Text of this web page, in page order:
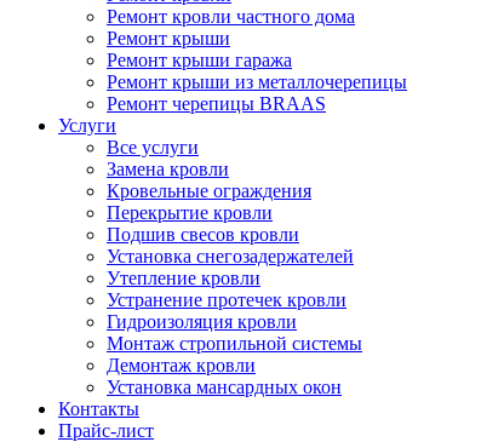
Ремонт кровли частного дома
Ремонт крыши
Ремонт крыши гаража
Ремонт крыши из металлочерепицы
Ремонт черепицы BRAAS
Услуги
Все услуги
Замена кровли
Кровельные ограждения
Перекрытие кровли
Подшив свесов кровли
Установка снегозадержателей
Утепление кровли
Устранение протечек кровли
Гидроизоляция кровли
Монтаж стропильной системы
Демонтаж кровли
Установка мансардных окон
Контакты
Прайс-лист